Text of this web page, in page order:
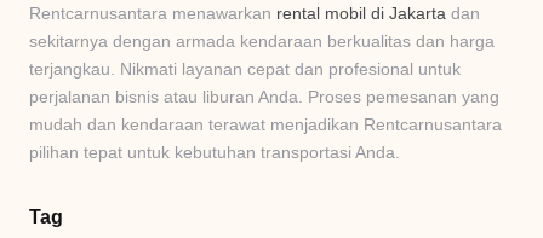
Rentcarnusantara menawarkan rental mobil di Jakarta dan
sekitarnya dengan armada kendaraan berkualitas dan harga
terjangkau. Nikmati layanan cepat dan profesional untuk
perjalanan bisnis atau liburan Anda. Proses pemesanan yang
mudah dan kendaraan terawat menjadikan Rentcarnusantara
pilihan tepat untuk kebutuhan transportasi Anda.
Tag